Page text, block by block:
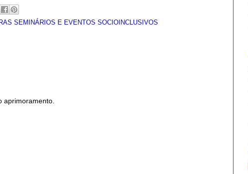
SEMINÁRIOS E EVENTOS SOCIOINCLUSIVOS
aprimoramento.